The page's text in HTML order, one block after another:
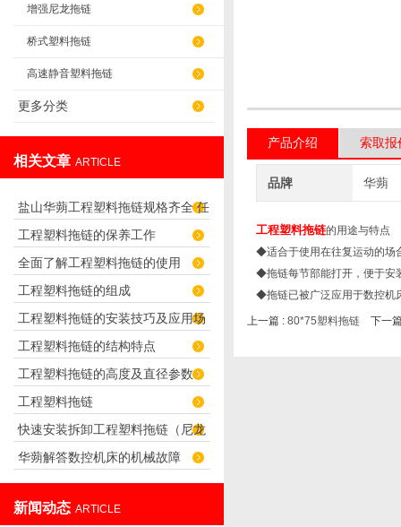
增强尼龙拖链
桥式塑料拖链
高速静音塑料拖链
更多分类
相关文章 ARTICLE
盐山华蒴工程塑料拖链规格齐全 任
君选择！
工程塑料拖链的保养工作
全面了解工程塑料拖链的使用
工程塑料拖链的组成
工程塑料拖链的安装技巧及应用场
合
工程塑料拖链的结构特点
工程塑料拖链的高度及直径参数
工程塑料拖链
快速安装拆卸工程塑料拖链（尼龙
拖链）的技巧
华蒴解答数控机床的机械故障
新闻动态 ARTICLE
产品介绍 索取报
品牌 华蒴
工程塑料拖链的用途与特点
◆适合于使用在往复运动的场
◆拖链每节部能打开，便于安
◆拖链已被广泛应用于数控机
上一篇 : 80*75塑料拖链 下一